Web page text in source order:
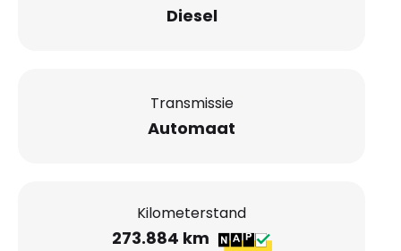
Diesel
Transmissie
Automaat
Kilometerstand
273.884 km